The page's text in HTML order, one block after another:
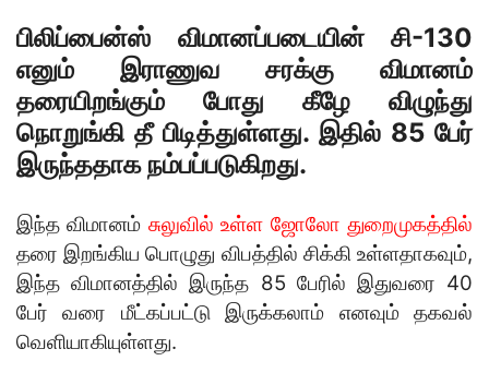
பிலிப்பைன்ஸ் விமானப்படையின் சி-130
எனும் இராணுவ சரக்கு விமானம்
தரையிறங்கும் போது கீழே விழுந்து
நொறுங்கி தீ பிடித்துள்ளது. இதில் 85 பேர்
இருந்ததாக நம்பப்படுகிறது.
இந்த விமானம் சுலுவில் உள்ள ஜோலோ துறைமுகத்தில்
தரை இறங்கிய பொழுது விபத்தில் சிக்கி உள்ளதாகவும்,
இந்த விமானத்தில் இருந்த 85 பேரில் இதுவரை 40
பேர் வரை மீட்கப்பட்டு இருக்கலாம் எனவும் தகவல்
வெளியாகியுள்ளது.